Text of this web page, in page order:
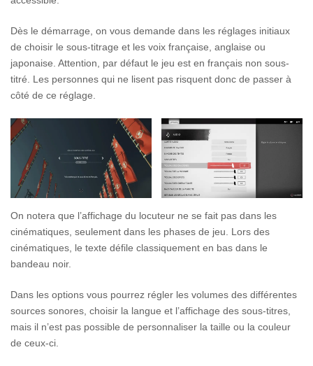
Dès le démarrage, on vous demande dans les réglages initiaux
de choisir le sous-titrage et les voix française, anglaise ou
japonaise. Attention, par défaut le jeu est en français non sous-
titré. Les personnes qui ne lisent pas risquent donc de passer à
côté de ce réglage.
On notera que l’affichage du locuteur ne se fait pas dans les
cinématiques, seulement dans les phases de jeu. Lors des
cinématiques, le texte défile classiquement en bas dans le
bandeau noir.
Dans les options vous pourrez régler les volumes des différentes
sources sonores, choisir la langue et l’affichage des sous-titres,
mais il n’est pas possible de personnaliser la taille ou la couleur
de ceux-ci.